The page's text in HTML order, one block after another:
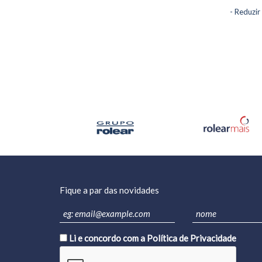
-
-
Fique a par das novidades
Li e concordo com a Política de Privacidade